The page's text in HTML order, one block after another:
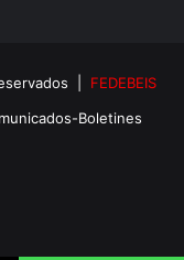
| FEDEBEIS
Boletines